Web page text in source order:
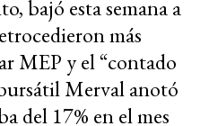
bajó esta semana a
más
MEP y el “contado
Merval anotó
del 17% en el mes